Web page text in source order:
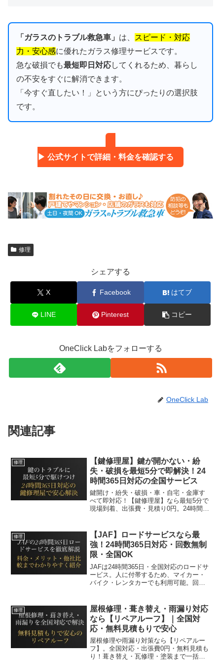
「ガラスのトラブル救急車」 は、 スピード・対応
力・安心感に優れたガラス修理サービスです。
急な破損でも最短即日対応してくれるため、暮らし
の不安をすぐに解消できます。
「今すぐ直したい！」という方にぴったりの選択肢
です。
▶ 公式サイトで詳細・料金を確認する
修理
シェアする
X Facebook はてブ
LINE Pinterest コピー
OneClick Labをフォローする
OneClick Lab
関連記事
修理
【鍵修理屋】鍵が開かない・紛
失・破損を最短5分で即解決！24
時間365日対応の全国サービス
鍵開け・紛失・破損・車・自宅・金庫す
べて即対応！【鍵修理屋】なら最短5分で
現場到着、出張費・見積り0円。24時間
修理
【JAF】ロードサービスなら最
強！24時間365日対応・回数無制
限・全国OK
JAFは24時間365日・全国対応のロードサ
ービス。人に付帯するため、マイカー・
バイク・レンタカーでも利用可能。回数
較まで徹底解説。
修理
屋根修理・葺き替え・雨漏り対応
なら【リペアルーフ】｜全国対
応・無料見積もりで安心
屋根修理や雨漏り対策なら【リペアルー
フ】。全国対応・出張費0円・無料見積も
り！葺き替え・瓦修理・塗装まで一括対